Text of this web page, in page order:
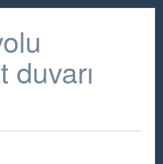
duvarı